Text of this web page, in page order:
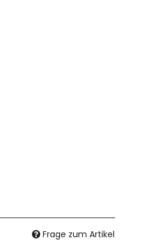
Frage zum Artikel